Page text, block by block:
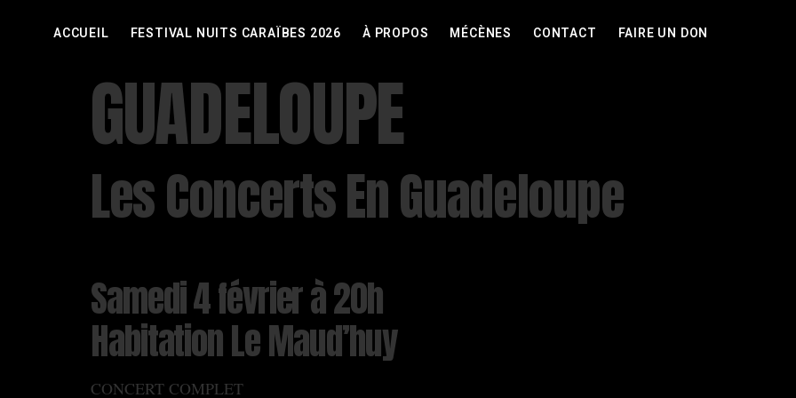
ACCUEIL FESTIVAL NUITS CARAÏBES 2026 À PROPOS MÉCÈNES CONTACT FAIRE UN DON
GUADELOUPE
Les Concerts En Guadeloupe
Samedi 4 février à 20h
Habitation Le Maud’huy
CONCERT COMPLET